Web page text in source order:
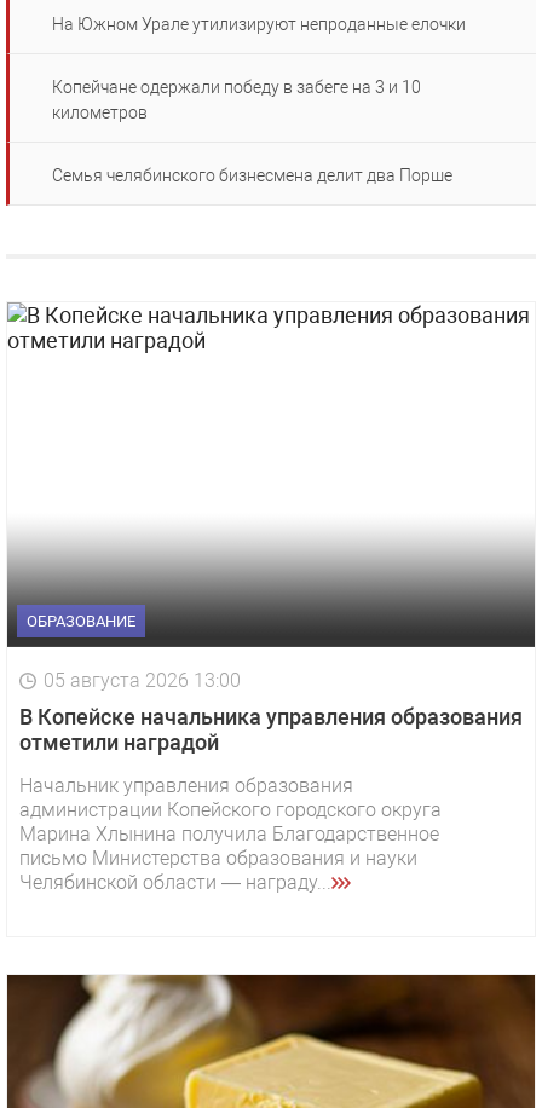
На Южном Урале утилизируют непроданные елочки
Копейчане одержали победу в забеге на 3 и 10
километров
Семья челябинского бизнесмена делит два Порше
ОБРАЗОВАНИЕ
05 августа 2026 13:00
В Копейске начальника управления образования
отметили наградой
Начальник управления образования
администрации Копейского городского округа
Марина Хлынина получила Благодарственное
письмо Министерства образования и науки
Челябинской области — награду...